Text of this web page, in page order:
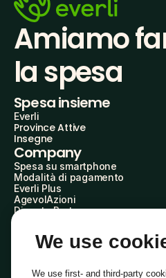
Amiamo
la spesa
Spesa insieme
Everli
Province Attive
Insegne
Company
Spesa su smartphone
Modalità di pagamento
Everli Plus
AgevolAzioni
Diventa Partner
Everli Shoppers
About Us
Everli News
We use
We use first- and third-party